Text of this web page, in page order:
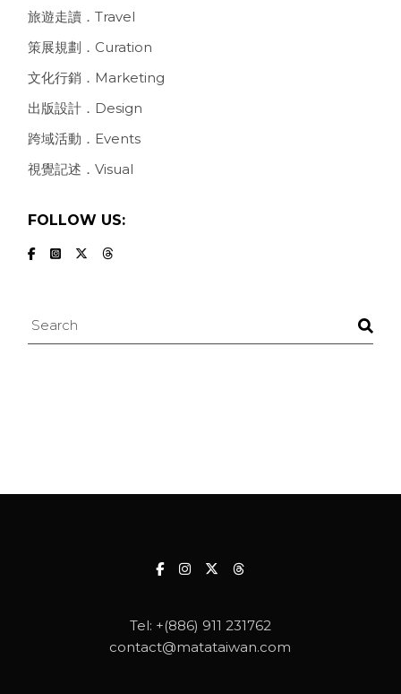
旅遊走讀．Travel
策展規劃．Curation
文化行銷．Marketing
出版設計．Design
跨域活動．Events
視覺記述．Visual
FOLLOW US:
Search
Tel: +(886) 911 231762
contact@matataiwan.com